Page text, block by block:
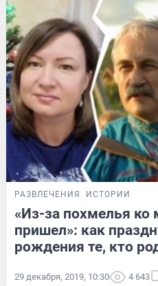
РАЗВЛЕЧЕНИЯ ИСТОРИИ
«Из-за похмелья ко
пришел»: как
рождения те, кто
29 декабря, 2019, 10:30 4 643